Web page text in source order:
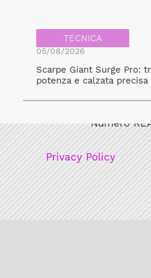
TECNICA
05/08/2026
Scarpe Giant Surge Pro:
potenza e calzata precisa
Numero
Privacy Policy